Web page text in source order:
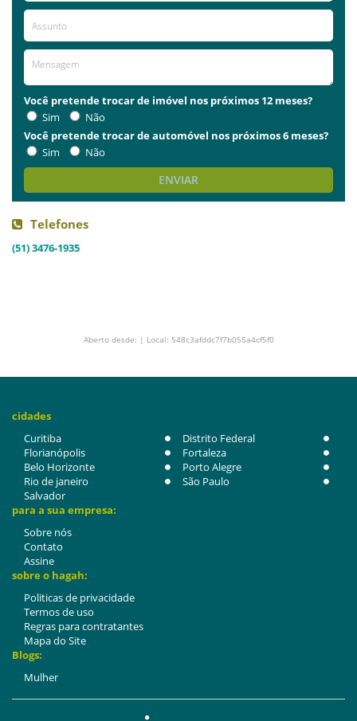
Você pretende trocar de imóvel nos próximos 12 meses?
Sim
Não
Você pretende trocar de automóvel nos próximos 6 meses?
Sim
Não
ENVIAR
Telefones
(51) 3476-1935
Aberto desde: | Local: 548c3afddc7f7b055a4cf5f0
cidades
Curitiba
Distrito Federal
Florianópolis
Fortaleza
Belo Horizonte
Porto Alegre
Rio de janeiro
São Paulo
Salvador
para a sua empresa:
Sobre nós
Contato
Assine
sobre o hagah:
Politicas de privacidade
Termos de uso
Regras para contratantes
Mapa do Site
Blogs:
Mulher